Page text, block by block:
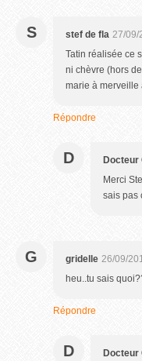
S stef de fla 27/09/
Tatin réalisée ce
ni chèvre (hors
marie à merveille
Répondre
D Docteur
Merci
sais pas
G gridelle 26/09/
heu..tu sais
Répondre
D Docteur